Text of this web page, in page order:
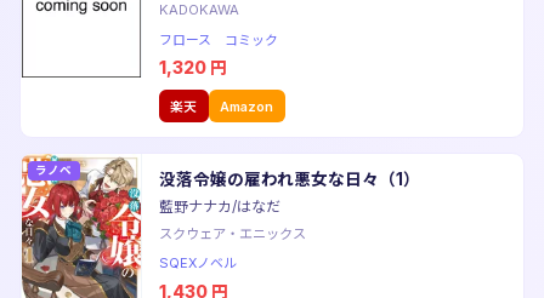
KADOKAWA
フロース コミック
1,320 円
楽天 Amazon
ラノベ 没落令嬢の雇われ悪女な日々（1）
藍野ナナカ/はなだ
スクウェア・エニックス
SQEXノベル
1,430 円